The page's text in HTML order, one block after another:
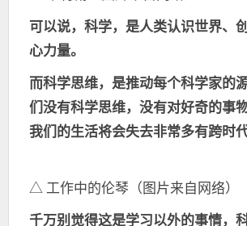
可以说，科学，是人类认识世界、
心力量。
而科学思维，是推动每个科学家的
们没有科学思维，没有对好奇的事
我们的生活将会失去非常多有跨时
△ 工作中的伦琴（图片来自网络）
千万别觉得这是学习以外的事情，